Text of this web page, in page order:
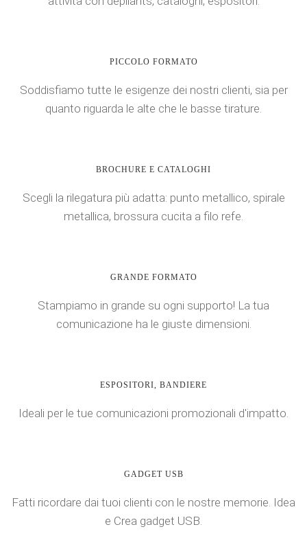
PICCOLO FORMATO
Soddisfiamo tutte le esigenze dei nostri clienti, sia per
quanto riguarda le alte che le basse tirature.
BROCHURE E CATALOGHI
Scegli la rilegatura più adatta: punto metallico, spirale
metallica, brossura cucita a filo refe.
GRANDE FORMATO
Stampiamo in grande su ogni supporto! La tua
comunicazione ha le giuste dimensioni.
ESPOSITORI, BANDIERE
Ideali per le tue comunicazioni promozionali d'impatto.
GADGET USB
Fatti ricordare dai tuoi clienti con le nostre memorie. Idea
e Crea gadget USB.